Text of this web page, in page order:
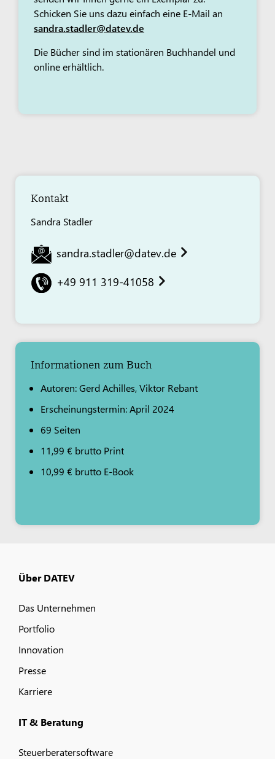
Schicken Sie uns dazu einfach eine E-Mail an
sandra.stadler@datev.de
Die Bücher sind im stationären Buchhandel und
online erhältlich.
Kontakt
Sandra Stadler
sandra.stadler@datev.de
+49 911 319-41058
Informationen zum Buch
Autoren: Gerd Achilles, Viktor Rebant
Erscheinungstermin: April 2024
69 Seiten
11,99 € brutto Print
10,99 € brutto E-Book
Über DATEV
Das Unternehmen
Portfolio
Innovation
Presse
Karriere
IT & Beratung
Steuerberatersoftware